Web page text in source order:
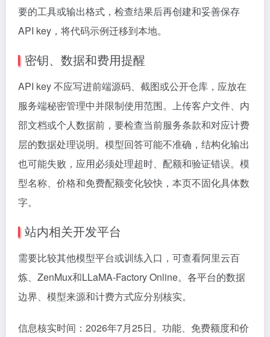
要的工具或输出格式，检查结果后再创建和妥善保存
API key，将代码示例迁移到本地。
密钥、数据和费用提醒
API key 不应写进前端源码、截图或公开仓库，应放在
服务端秘密管理中并限制使用范围。上传客户文件、内
部文档或个人数据前，要检查当前服务条款和对应计费
层的数据处理说明。模型回答可能不准确，结构化输出
也可能失败，应用必须处理超时、配额和验证错误。模
型名称、价格和免费配额变化较快，本页不固化具体数
字。
站内相关开发平台
需要比较其他模型平台或训练入口，可查看阿里云百
炼、 ZenMux和LLaMA-Factory Online。各平台的数据
边界、模型来源和计费方式应分别核实。
信息核实时间：2026年7月25日。功能、免费额度和价